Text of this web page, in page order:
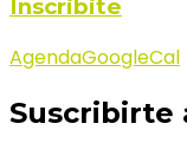
Inscribite
AgendaGoogleCal
Suscribirte